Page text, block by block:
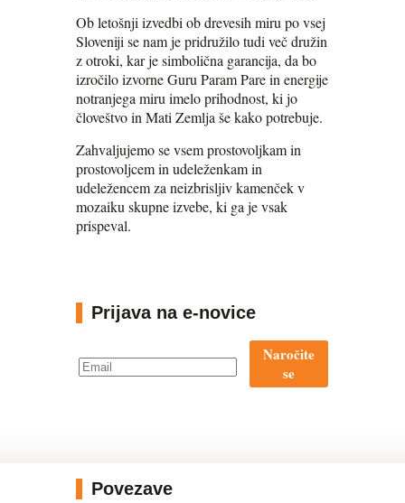
Ob letošnji izvedbi ob drevesih miru po vsej
Sloveniji se nam je pridružilo tudi več družin
z otroki, kar je simbolična garancija, da bo
izročilo izvorne Guru Param Pare in energije
notranjega miru imelo prihodnost, ki jo
človeštvo in Mati Zemlja še kako potrebuje.
Zahvaljujemo se vsem prostovoljkam in
prostovoljcem in udeleženkam in
udeležencem za neizbrisljiv kamenček v
mozaiku skupne izvebe, ki ga je vsak
prispeval.
Prijava na e-novice
Naročite
se
Povezave